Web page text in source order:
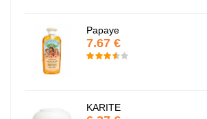
Papaye
7.67 €
KARITE